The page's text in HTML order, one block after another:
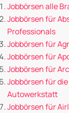
Jobbörsen alle
Jobbörsen für
Professionals
Jobbörsen für
Jobbörsen für
Jobbörsen für
Jobbörsen für
Autowerkstatt
Jobbörsen für